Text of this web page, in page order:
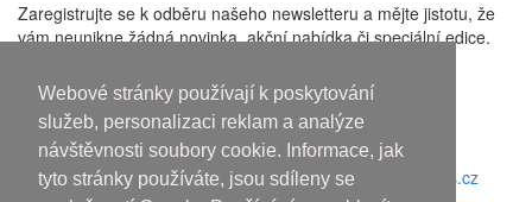
Webové stránky používají k poskytování
služeb, personalizaci reklam a analýze
návštěvnosti soubory cookie. Informace, jak
tyto stránky používáte, jsou sdíleny se
Zaregistrujte se k odběru našeho newsletteru a mějte jistotu, že
vám neunikne žádná novinka, akční nabídka či speciální edice.
newsletterů a sezpracováním osobních údajů
Odhlásit odběr
Copyright © 2010-2018 An systems, s.r.o.